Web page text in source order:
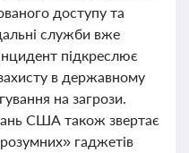
доступу та
служби вже
підкреслює
в державному
на загрози.
США також звертає
гаджетів